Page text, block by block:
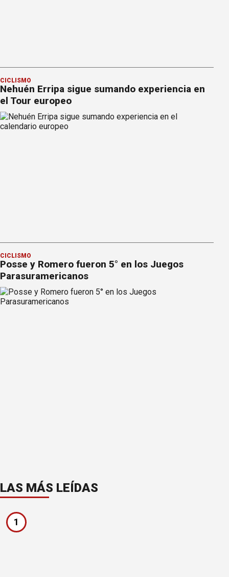
CICLISMO
Nehuén Erripa sigue sumando experiencia en
el Tour europeo
CICLISMO
Posse y Romero fueron 5° en los Juegos
Parasuramericanos
LAS MÁS LEÍDAS
1